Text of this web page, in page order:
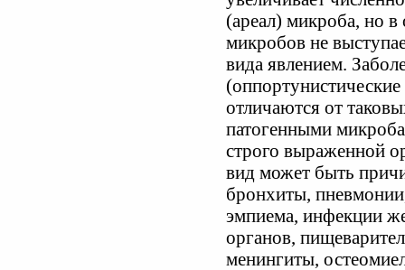
(ареал) микроба, но в
микробов не
вида явлением.
отличаются от
патогенными
строго выраженной
вид может быть
бронхиты,
эмпиема, инфекции
органов,
менингиты,